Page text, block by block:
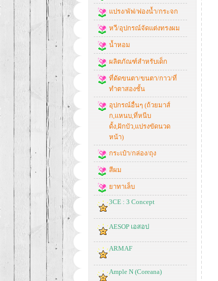
แปรง/พัฟ/ฟองน้ำ/กระจก
หวี/อุปกรณ์จัดแต่งทรงผม
น้ำหอม
ผลิตภัณฑ์สำหรับเด็ก
ที่ดัดขนตา/ขนตา/กาว/ที่
ทำตาสองชั้น
อุปกรณ์อื่นๆ (ถ้วยมาส์
ก,แหนบ,ที่หนีบ
ดั้ง,ฝักบัว,แปรงขัดนวด
หน้า)
กระเป๋า/กล่อง/ถุง
สีผม
ยาทาเล็บ
3CE : 3 Concept
AESOP เอสอป
ARMAF
Ample N (Coreana)